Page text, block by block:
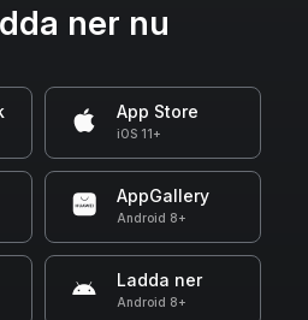
ner nu
App Store
iOS 11+
AppGallery
Android 8+
Ladda ner
Android 8+